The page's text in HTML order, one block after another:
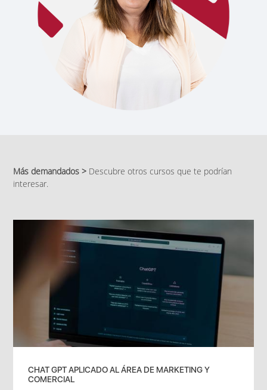
Más demandados > Descubre otros cursos que te podrían
interesar.
CHAT GPT APLICADO AL ÁREA DE MARKETING Y
COMERCIAL